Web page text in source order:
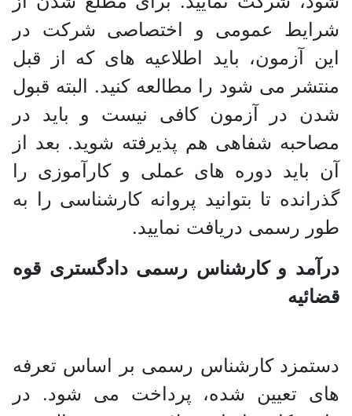
شرایط عمومی و اختصاصی شرکت در
این آزمون، باید اطلاعیه های که از قبل
منتشر می شود را مطالعه کنید. البته قبول
شدن در آزمون کافی نیست و باید در
مصاحبه شفاهی هم پذیرفته شوید. بعد از
آن باید دوره های عملی و کارآموزی را
گذرانده تا بتوانید پروانه کارشناسی را به
طور رسمی دریافت نمایید.
درآمد و کارشناس رسمی دادگستری قوه
قضائیه
دستمزد کارشناس رسمی بر اساس تعرفه
های تعیین شده، پرداخت می شود. در